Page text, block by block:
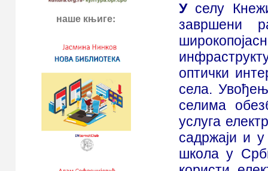
наше књиге:
У селу
завршени
оптички
села.
селима
услуга
садржаји и
школа у